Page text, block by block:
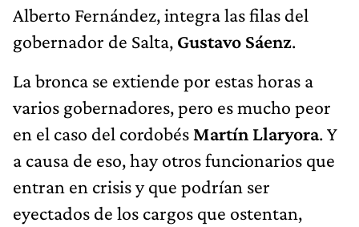
Alberto Fernández, integra las filas del
gobernador de Salta, Gustavo Sáenz.
La bronca se extiende por estas horas a
varios gobernadores, pero es mucho peor
en el caso del cordobés Martín Llaryora. Y
a causa de eso, hay otros funcionarios que
entran en crisis y que podrían ser
eyectados de los cargos que ostentan,